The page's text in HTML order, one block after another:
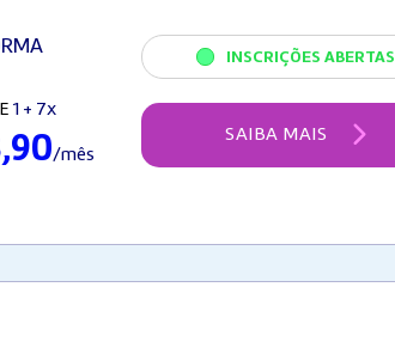
1 + 7x
/mês
INSCRIÇÕES ABERTAS
SAIBA MAIS